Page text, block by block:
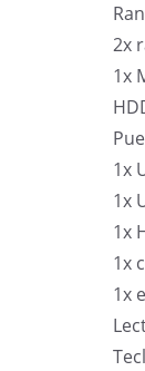
2x
1x
1x
1x
1x
1x
1x